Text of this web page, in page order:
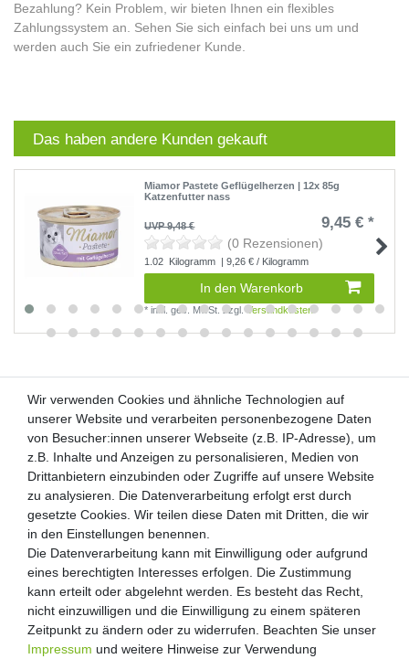
Bezahlung? Kein Problem, wir bieten Ihnen ein flexibles
Zahlungssystem an. Sehen Sie sich einfach bei uns um und
werden auch Sie ein zufriedener Kunde.
Das haben andere Kunden gekauft
Miamor Pastete Geflügelherzen | 12x 85g
Katzenfutter nass
UVP 9,48 € 9,45 € *
(0 Rezensionen)
1.02 Kilogramm | 9,26 € / Kilogramm
In den Warenkorb
*inkl. ges. MwSt. zzgl. Versandkosten
Kunden-Anfragen: info@zooheld.de
Über uns
Zahlung und Versand
Retouren
Zooheld Blog
Widerrufsrecht
Vertrag widerrufen
Geschäftsbedingungen
Wir verwenden Cookies und ähnliche Technologien auf
unserer Website und verarbeiten personenbezogene Daten
von Besucher:innen unserer Webseite (z.B. IP-Adresse), um
z.B. Inhalte und Anzeigen zu personalisieren, Medien von
Drittanbietern einzubinden oder Zugriffe auf unsere Website
zu analysieren. Die Datenverarbeitung erfolgt erst durch
gesetzte Cookies. Wir teilen diese Daten mit Dritten, die wir
in den Einstellungen benennen.
Die Datenverarbeitung kann mit Einwilligung oder aufgrund
eines berechtigten Interesses erfolgen. Die Zustimmung
kann erteilt oder abgelehnt werden. Es besteht das Recht,
nicht einzuwilligen und die Einwilligung zu einem späteren
Zeitpunkt zu ändern oder zu widerrufen. Beachten Sie unser
Impressum und weitere Hinweise zur Verwendung
Wir verwenden Cookies und ähnliche Technologien auf
unserer Website und verarbeiten personenbezogene Daten
von Besucher:innen unserer Webseite (z.B. IP-Adresse), um
z.B. Inhalte und Anzeigen zu personalisieren, Medien von
Drittanbietern einzubinden oder Zugriffe auf unsere Website
zu analysieren. Die Datenverarbeitung erfolgt erst durch
gesetzte Cookies. Wir teilen diese Daten mit Dritten, die wir
in den Einstellungen benennen.
Die Datenverarbeitung kann mit Einwilligung oder aufgrund
eines berechtigten Interesses erfolgen. Die Zustimmung
kann erteilt oder abgelehnt werden. Es besteht das Recht,
nicht einzuwilligen und die Einwilligung zu einem späteren
Zeitpunkt zu ändern oder zu widerrufen. Beachten Sie unser
Impressum und weitere Hinweise zur Verwendung